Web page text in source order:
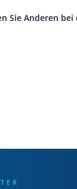
Sie Anderen